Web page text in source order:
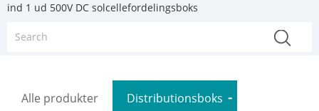
ind 1 ud 500V DC solcellefordelingsboks
Alle produkter Distributionsboks